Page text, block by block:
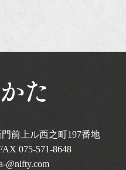
前上ル西之町197番地
075-571-8648
@nifty.com